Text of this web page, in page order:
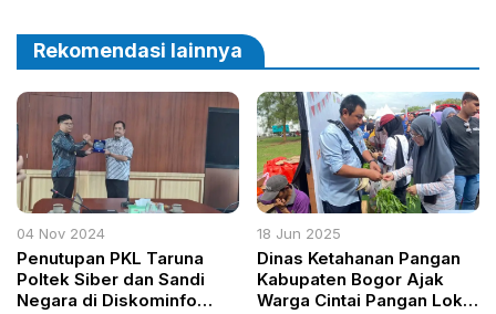
Rekomendasi lainnya
04 Nov 2024
Penutupan PKL Taruna
Poltek Siber dan Sandi
Negara di Diskominfo
18 Jun 2025
Dinas Ketahanan Pangan
Kabupaten Bogor Ajak
Warga Cintai Pangan Lokal